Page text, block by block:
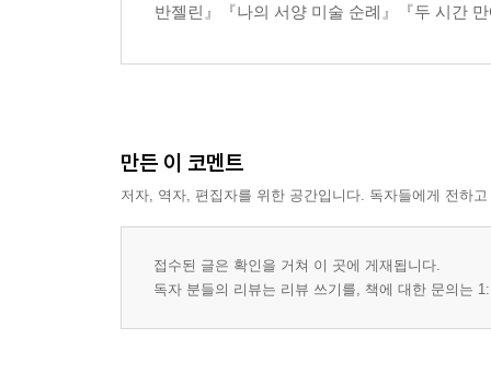
반젤린』『나의 서양 미술 순례』『두 시간
만든 이 코멘트
저자, 역자, 편집자를 위한 공간입니다. 독자들에게 전하
접수된 글은 확인을 거쳐 이 곳에 게재됩니다.
독자 분들의 리뷰는 리뷰 쓰기를, 책에 대한 문의는